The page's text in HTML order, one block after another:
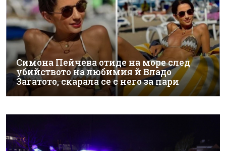
Симона Пейчева отиде на море след
убийството на любимия й Владо
Загатото, скарала се с него за пари